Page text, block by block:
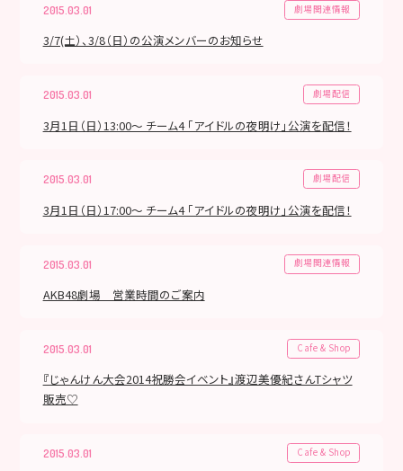
2015.03.01 劇場関連情報
3/7(土）、3/8（日）の公演メンバーのお知らせ
2015.03.01 劇場配信
3月1日（日）13:00～ チーム4 「アイドルの夜明け」公演を配信！
2015.03.01 劇場配信
3月1日（日）17:00～ チーム4 「アイドルの夜明け」公演を配信！
2015.03.01 劇場関連情報
AKB48劇場 営業時間のご案内
2015.03.01 Cafe & Shop
『じゃんけん大会2014祝勝会イベント』渡辺美優紀さんTシャツ
販売♡
2015.03.01 Cafe & Shop